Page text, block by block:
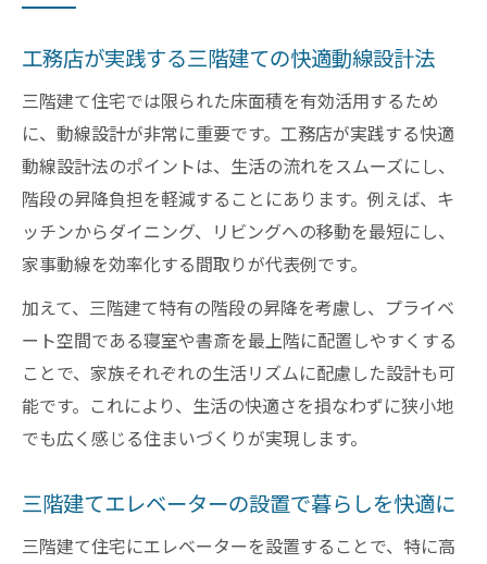
工務店が実践する三階建ての快適動線設計法
三階建て住宅では限られた床面積を有効活用するため
に、動線設計が非常に重要です。工務店が実践する快適
動線設計法のポイントは、生活の流れをスムーズにし、
階段の昇降負担を軽減することにあります。例えば、キ
ッチンからダイニング、リビングへの移動を最短にし、
家事動線を効率化する間取りが代表例です。
加えて、三階建て特有の階段の昇降を考慮し、プライベ
ート空間である寝室や書斎を最上階に配置しやすくする
ことで、家族それぞれの生活リズムに配慮した設計も可
能です。これにより、生活の快適さを損なわずに狭小地
でも広く感じる住まいづくりが実現します。
三階建てエレベーターの設置で暮らしを快適に
三階建て住宅にエレベーターを設置することで、特に高